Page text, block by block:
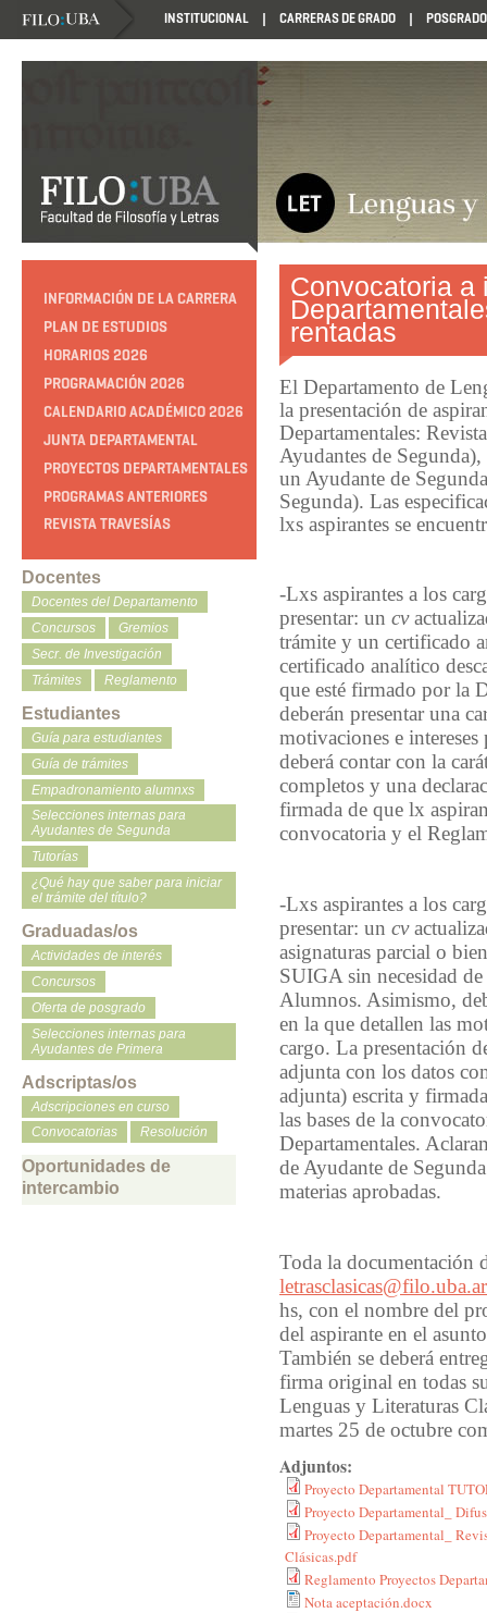
INSTITUCIONAL CARRERAS DE GRADO POSGRADO
INFORMACIÓN DE LA CARRERA
PLAN DE ESTUDIOS
HORARIOS 2026
PROGRAMACIÓN 2026
CALENDARIO ACADÉMICO 2026
JUNTA DEPARTAMENTAL
PROYECTOS DEPARTAMENTALES
PROGRAMAS ANTERIORES
REVISTA TRAVESÍAS
Docentes
Docentes del Departamento
Concursos
Gremios
Secr. de Investigación
Trámites
Reglamento
Estudiantes
Guía para estudiantes
Guía de trámites
Empadronamiento alumnxs
Selecciones internas para
Ayudantes de Segunda
Tutorías
¿Qué hay que saber para iniciar
el trámite del título?
Graduadas/os
Actividades de interés
Concursos
Oferta de posgrado
Selecciones internas para
Ayudantes de Primera
Adscriptas/os
Adscripciones en curso
Convocatorias
Resolución
Oportunidades de
intercambio
Convocatoria a
rentadas
El Departamento de
la presentación de
Departamentales:
Ayudantes de
un Ayudante de
Segunda). Las
lxs aspirantes se
-Lxs aspirantes a los
presentar: un cv
trámite y un certificado
certificado analítico
que esté firmado por la
deberán presentar una
motivaciones e
deberá contar con la
completos y una
firmada de que lx
convocatoria y el
-Lxs aspirantes a los
presentar: un cv
asignaturas parcial o
SUIGA sin necesidad
Alumnos. Asimismo,
en la que detallen las
cargo. La presentación
adjunta con los datos
adjunta) escrita y
las bases de la
Departamentales.
de Ayudante de
materias aprobadas.
Toda la documentación
letrasclasicas@filo.uba.ar
hs, con el nombre del
del aspirante en el
También se deberá
firma original en todas
Lenguas y Literaturas
martes 25 de octubre
Adjuntos:
Proyecto Departamental
Proyecto Departamental_
Proyecto Departamental_
Clásicas.pdf
Reglamento Proyectos
Nota aceptación.docx